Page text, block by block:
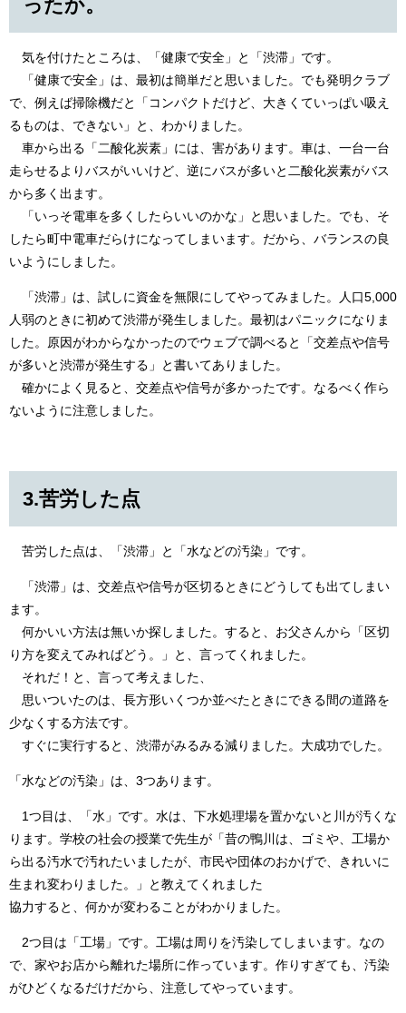
ったか。
気を付けたところは、「健康で安全」と「渋滞」です。
「健康で安全」は、最初は簡単だと思いました。でも発明クラブ
で、例えば掃除機だと「コンパクトだけど、大きくていっぱい吸え
るものは、できない」と、わかりました。
車から出る「二酸化炭素」には、害があります。車は、一台一台
走らせるよりバスがいいけど、逆にバスが多いと二酸化炭素がバス
から多く出ます。
「いっそ電車を多くしたらいいのかな」と思いました。でも、そ
したら町中電車だらけになってしまいます。だから、バランスの良
いようにしました。
「渋滞」は、試しに資金を無限にしてやってみました。人口5,000
人弱のときに初めて渋滞が発生しました。最初はパニックになりま
した。原因がわからなかったのでウェブで調べると「交差点や信号
が多いと渋滞が発生する」と書いてありました。
確かによく見ると、交差点や信号が多かったです。なるべく作ら
ないように注意しました。
3.苦労した点
苦労した点は、「渋滞」と「水などの汚染」です。
「渋滞」は、交差点や信号が区切るときにどうしても出てしまい
ます。
何かいい方法は無いか探しました。すると、お父さんから「区切
り方を変えてみればどう。」と、言ってくれました。
それだ！と、言って考えました、
思いついたのは、長方形いくつか並べたときにできる間の道路を
少なくする方法です。
すぐに実行すると、渋滞がみるみる減りました。大成功でした。
「水などの汚染」は、3つあります。
1つ目は、「水」です。水は、下水処理場を置かないと川が汚くな
ります。学校の社会の授業で先生が「昔の鴨川は、ゴミや、工場か
ら出る汚水で汚れたいましたが、市民や団体のおかげで、きれいに
生まれ変わりました。」と教えてくれました
協力すると、何かが変わることがわかりました。
2つ目は「工場」です。工場は周りを汚染してしまいます。なの
で、家やお店から離れた場所に作っています。作りすぎても、汚染
がひどくなるだけだから、注意してやっています。